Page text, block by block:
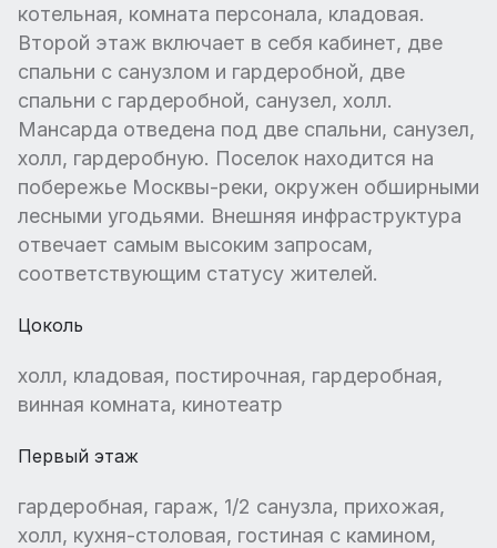
котельная, комната персонала, кладовая.
Второй этаж включает в себя кабинет, две
спальни с санузлом и гардеробной, две
спальни с гардеробной, санузел, холл.
Мансарда отведена под две спальни, санузел,
холл, гардеробную. Поселок находится на
побережье Москвы-реки, окружен обширными
лесными угодьями. Внешняя инфраструктура
отвечает самым высоким запросам,
соответствующим статусу жителей.
Цоколь
холл, кладовая, постирочная, гардеробная,
винная комната, кинотеатр
Первый этаж
гардеробная, гараж, 1/2 санузла, прихожая,
холл, кухня-столовая, гостиная с камином,